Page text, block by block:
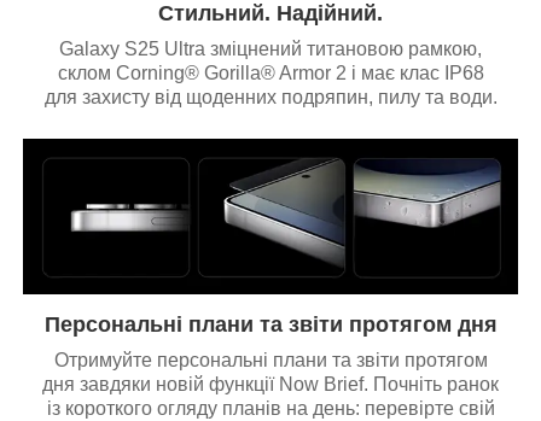
Стильний. Надійний.
Galaxy S25 Ultra зміцнений титановою рамкою,
склом Corning® Gorilla® Armor 2 і має клас IP68
для захисту від щоденних подряпин, пилу та води.
Персональні плани та звіти протягом дня
Отримуйте персональні плани та звіти протягом
дня завдяки новій функції Now Brief. Почніть ранок
із короткого огляду планів на день: перевірте свій